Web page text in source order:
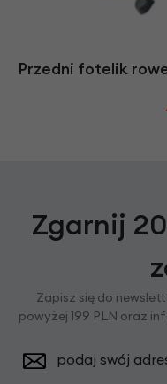
Przedni fotelik
Zgarnij
Zapisz się do
powyżej 199 PLN oraz
podaj swój